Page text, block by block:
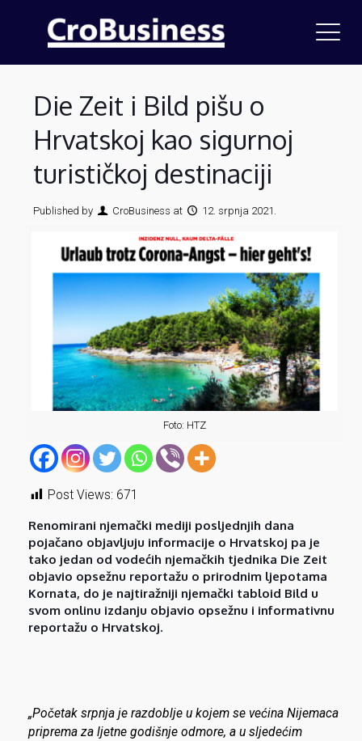
Die Zeit i Bild pišu o
Hrvatskoj kao sigurnoj
turističkoj destinaciji
Published by CroBusiness at 12. srpnja 2021.
Foto: HTZ
Post Views: 671
Renomirani njemački mediji posljednjih dana
pojačano objavljuju informacije o Hrvatskoj pa je
tako jedan od vodećih njemačkih tjednika Die Zeit
objavio opsežnu reportažu o prirodnim ljepotama
Kornata, do je najtiražniji njemački tabloid Bild u
svom onlinu izdanju objavio opsežnu i informativnu
reportažu o Hrvatskoj.
„Početak srpnja je razdoblje u kojem se većina Nijemaca
priprema za ljetne godišnje odmore, a u sljedećim